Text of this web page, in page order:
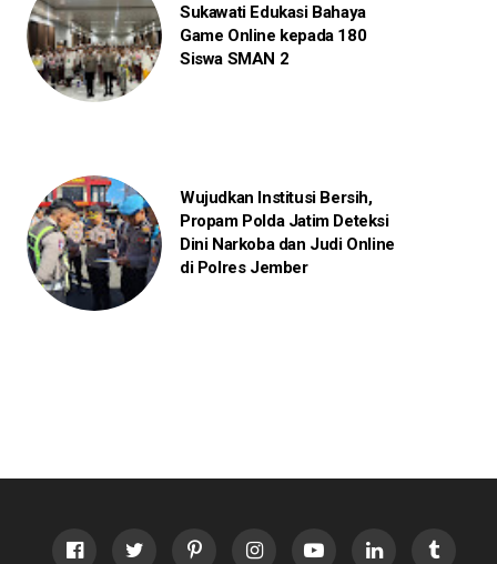
Sukawati Edukasi Bahaya
Game Online kepada 180
Siswa SMAN 2
Wujudkan Institusi Bersih,
Propam Polda Jatim Deteksi
Dini Narkoba dan Judi Online
di Polres Jember